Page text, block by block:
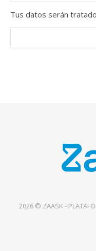
Tus datos serán
2026 © ZAASK -